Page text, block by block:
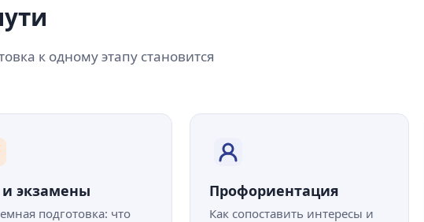
к одному этапу становится
и экзамены
подготовка: что
Профориентация
Как сопоставить интересы и